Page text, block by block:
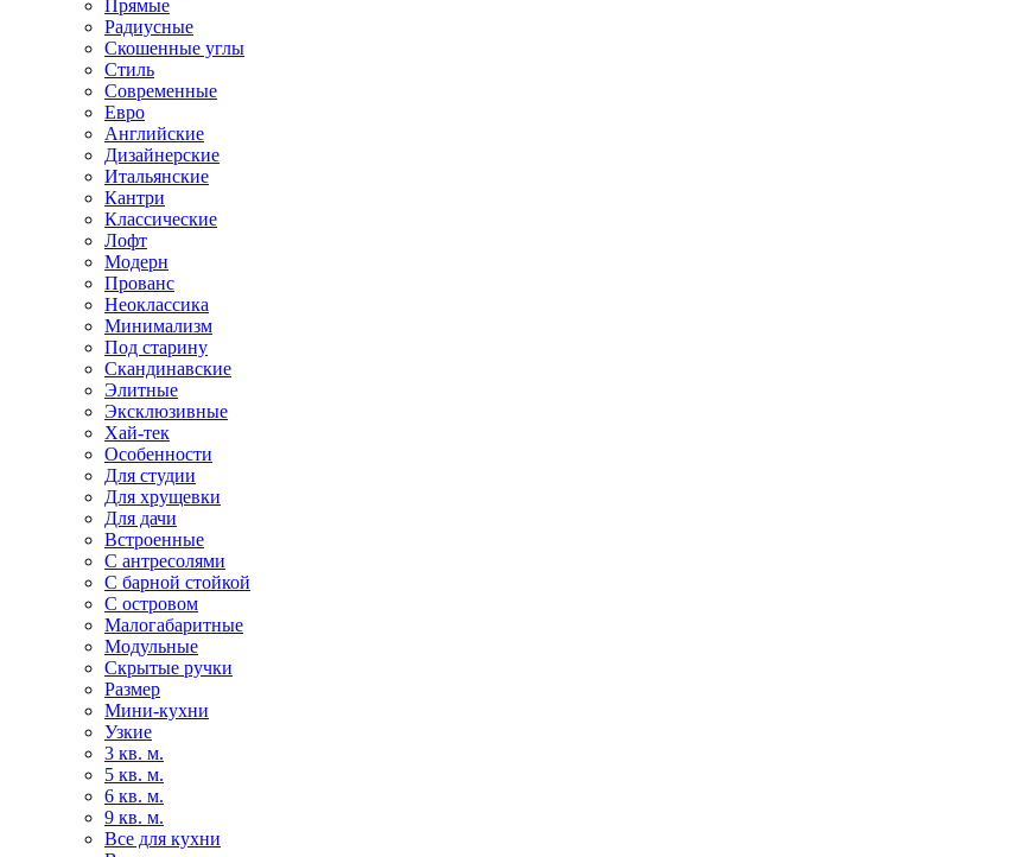
Прямые
Радиусные
Скошенные углы
Стиль
Современные
Евро
Английские
Дизайнерские
Итальянские
Кантри
Классические
Лофт
Модерн
Прованс
Неоклассика
Минимализм
Под старину
Скандинавские
Элитные
Эксклюзивные
Хай-тек
Особенности
Для студии
Для хрущевки
Для дачи
Встроенные
С антресолями
С барной стойкой
С островом
Малогабаритные
Модульные
Скрытые ручки
Размер
Мини-кухни
Узкие
3 кв. м.
5 кв. м.
6 кв. м.
9 кв. м.
Все для кухни